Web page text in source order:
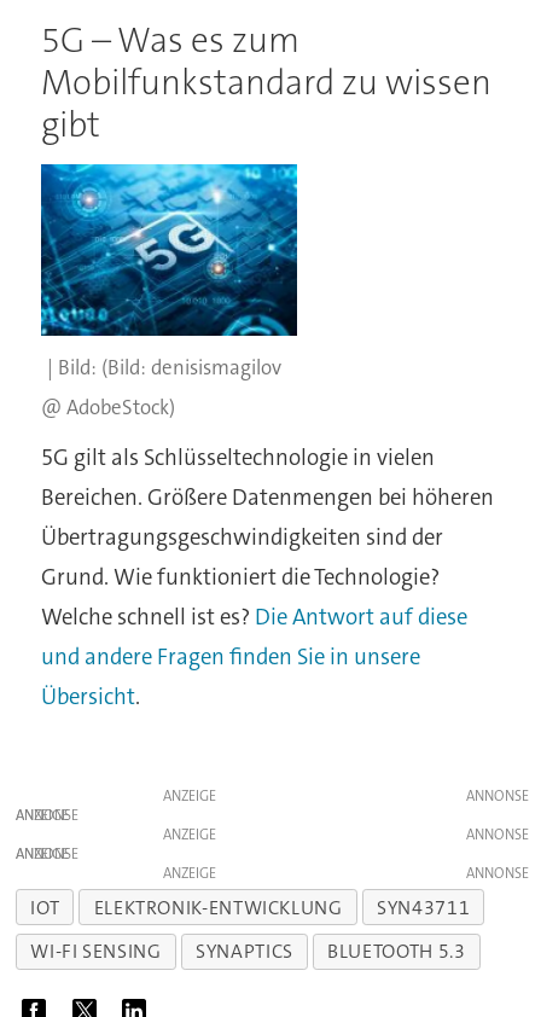
5G – Was es zum
Mobilfunkstandard zu wissen
gibt
(Bild: denisismagilov
@ AdobeStock)
5G gilt als Schlüsseltechnologie in vielen
Bereichen. Größere Datenmengen bei höheren
Übertragungsgeschwindigkeiten sind der
Grund. Wie funktioniert die Technologie?
Welche schnell ist es? Die Antwort auf diese
und andere Fragen finden Sie in unsere
Übersicht.
ANZEIGE
ANZEIGE
ANZEIGE
ANZEIGE
ANZEIGE
IOT ELEKTRONIK-ENTWICKLUNG
SYN43711
WI-FI SENSING
SYNAPTICS BLUETOOTH 5.3